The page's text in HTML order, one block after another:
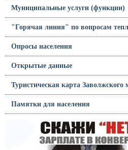
Муниципальные услуги (функции)
"Горячая линия" по вопросам
Опросы населения
Открытые данные
Туристическая карта
Памятки для населения